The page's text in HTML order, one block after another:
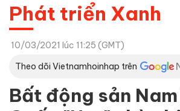
Phát triển Xanh
10/03/2021 lúc 11:25 (GMT)
Theo dõi Vietnamhoinhap trên
Bất động sản Nam